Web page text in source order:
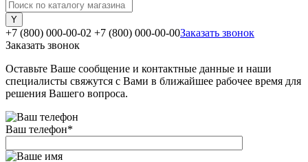
+7 (800) 000-00-02 +7 (800) 000-00-00Заказать звонок
Заказать звонок
Оставьте Ваше сообщение и контактные данные и наши
специалисты свяжутся с Вами в ближайшее рабочее время для
решения Вашего вопроса.
Ваш телефон*